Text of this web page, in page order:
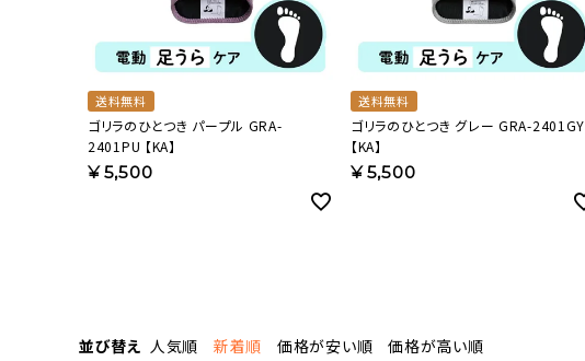
送料無料
ゴリラのひとつき パープル GRA-
2401PU 【KA】
¥5,500
送料無料
ゴリラのひとつき グレー GRA-2401GY
【KA】
¥5,500
並び替え 人気順 新着順 価格が安い順 価格が高い順